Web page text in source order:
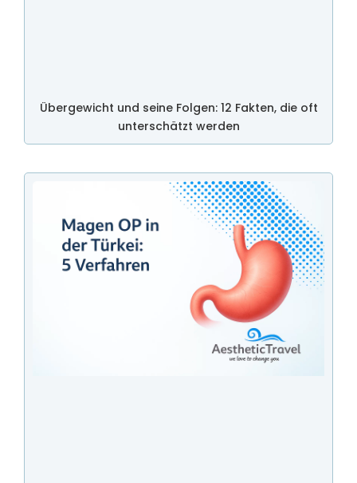
Übergewicht und seine Folgen: 12 Fakten, die oft
unterschätzt werden